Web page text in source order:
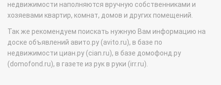
недвижимости наполняются вручную собственниками и
хозяевами квартир, комнат, домов и других помещений.
Так же рекомендуем поискать нужную Вам информацию на
доске объявлений авито.ру (avito.ru), в базе по
недвижимости циан.ру (cian.ru), в базе домофонд.ру
(domofond.ru), в газете из рук в руки (irr.ru).